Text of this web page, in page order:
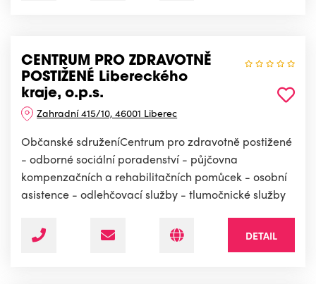
CENTRUM PRO ZDRAVOTNĚ
POSTIŽENÉ Libereckého
kraje, o.p.s.
Zahradní 415/10, 46001 Liberec
Občanské sdruženíCentrum pro zdravotně postižené
- odborné sociální poradenství - půjčovna
kompenzačních a rehabilitačních pomůcek - osobní
asistence - odlehčovací služby - tlumočnické služby
DETAIL